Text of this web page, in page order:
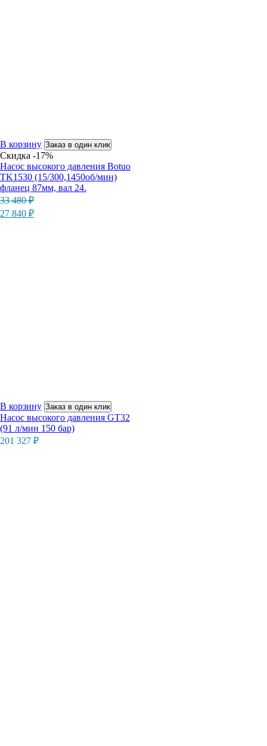
В корзину Заказ в один клик
Скидка -17%
Насос высокого давления Botuo
TK1530 (15/300,1450об/мин)
фланец 87мм, вал 24.
33 480₽
Первоначальная
цена
составляла
27 840 ₽
Текущая
цена:
27
В корзину Заказ в один клик
Насос высокого давления GT32
(91 л/мин 150 бар)
201 327 ₽